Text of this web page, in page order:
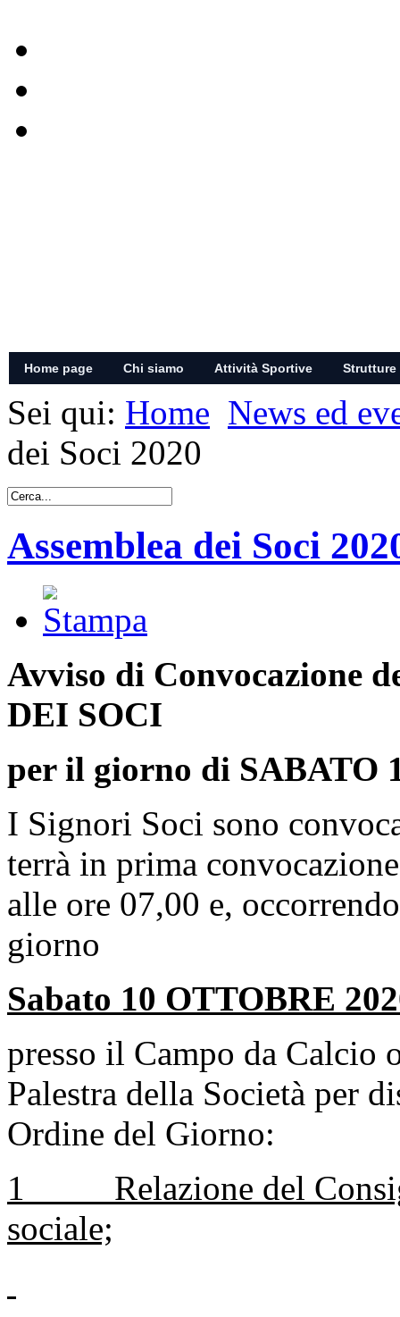
Home page Chi siamo Attività Sportive Strutture
Sei qui: Home News ed
dei Soci 2020
Assemblea dei Soci
Avviso di Convocazione
DEI SOCI
per il giorno di SABATO
I Signori Soci sono
terrà in prima
alle ore 07,00 e,
giorno
Sabato 10 OTTOBRE
presso il Campo da Calcio
Palestra della Società per
Ordine del Giorno:
1 Relazione del
sociale;